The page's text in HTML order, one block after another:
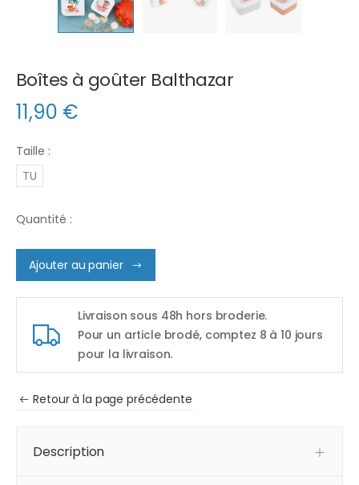
Boîtes à goûter Balthazar
11,90 €
Taille :
TU
Quantité :
Ajouter au panier
Livraison sous 48h hors broderie.
Pour un article brodé, comptez 8 à 10 jours
pour la livraison.
Retour à la page précédente
Description